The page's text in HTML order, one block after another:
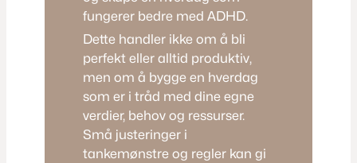
fungerer bedre med ADHD.
Dette handler ikke om å bli
perfekt eller alltid produktiv,
men om å bygge en hverdag
som er i tråd med dine egne
verdier, behov og ressurser.
Små justeringer i
tankemønstre og regler kan gi